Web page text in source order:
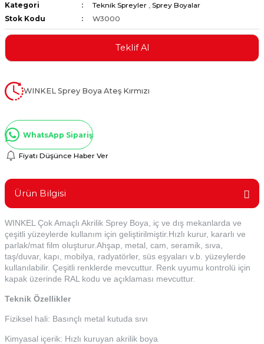
Kaplamalar
ve Penseler
Aletleri
Kategori
Teknik Spreyler , Sprey Boyalar
Stok Kodu
W3000
Teklif Al
WINKEL Sprey Boya Ateş Kırmızı
WhatsApp Sipariş
Fiyatı Düşünce Haber Ver
Ürün Bilgisi
WINKEL Çok Amaçlı Akrilik Sprey Boya, iç ve dış mekanlarda ve
çeşitli yüzeylerde kullanım için geliştirilmiştir.Hızlı kurur, kararlı ve
parlak/mat film oluşturur.Ahşap, metal, cam, seramik, sıva,
taş/duvar, kapı, mobilya, radyatörler, süs eşyaları v.b. yüzeylerde
kullanılabilir. Çeşitli renklerde mevcuttur. Renk uyumu kontrolü için
kapak üzerinde RAL kodu ve açıklaması mevcuttur.
Teknik Özellikler
Fiziksel hali: Basınçlı metal kutuda sıvı
Kimyasal içerik: Hızlı kuruyan akrilik boya